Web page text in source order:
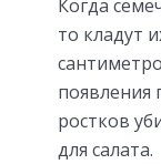
Когда
то кладут
появления
ростков
для салата.